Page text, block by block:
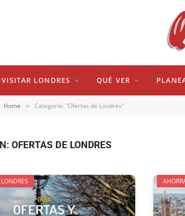
VISITAR LONDRES QUÉ VER
Home » Categoría: "Ofertas de Londres"
OFERTAS DE LONDRES